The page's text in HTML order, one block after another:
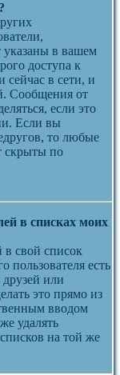
указаны в вашем
доступа к
сейчас в сети, и
Сообщения от
если это
Если вы
то любые
скрыты по
в списках моих
в свой список
пользователя есть
или
это прямо из
вводом
удалять
на той же